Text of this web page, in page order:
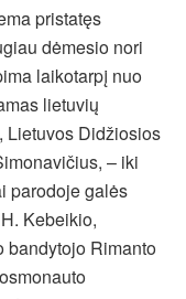
pristatęs
dėmesio nori
laikotarpį nuo
lietuvių
Lietuvos Didžiosios
– iki
parodoje galės
Kebeikio,
bandytojo Rimanto